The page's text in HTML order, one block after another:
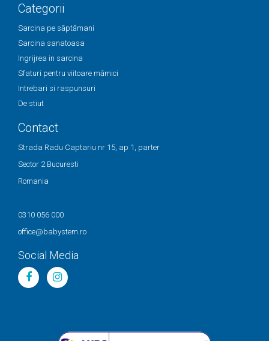
Categorii
Sarcina pe săptămani
Sarcina sanatoasa
Ingrijrea in sarcina
Sfaturi pentru viitoare mămici
Intrebari si raspunsuri
De stiut
Contact
Strada Radu Captariu nr 15, ap 1, parter
Sector 2 Bucuresti
Romania
0310 056 000
office@babystem.ro
Social Media